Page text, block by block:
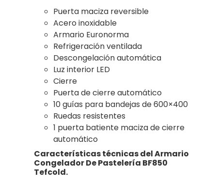
Puerta maciza reversible
Acero inoxidable
Armario Euronorma
Refrigeración ventilada
Descongelación automática
Luz interior LED
Cierre
Puerta de cierre automático
10 guías para bandejas de 600×400
Ruedas resistentes
1 puerta batiente maciza de cierre
automático
Características técnicas del Armario
Congelador De Pastelería BF850
Tefcold.